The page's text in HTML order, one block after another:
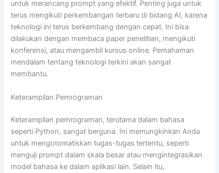
untuk merancang prompt yang efektif. Penting juga untuk
terus mengikuti perkembangan terbaru di bidang AI, karena
teknologi ini terus berkembang dengan cepat. Ini bisa
dilakukan dengan membaca paper penelitian, mengikuti
konferensi, atau mengambil kursus online. Pemahaman
mendalam tentang teknologi terkini akan sangat
membantu.
Keterampilan Pemrograman
Keterampilan pemrograman, terutama dalam bahasa
seperti Python, sangat berguna. Ini memungkinkan Anda
untuk mengotomatiskan tugas-tugas tertentu, seperti
menguji prompt dalam skala besar atau mengintegrasikan
model bahasa ke dalam aplikasi lain. Selain itu,